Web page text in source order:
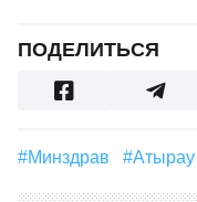
ПОДЕЛИТЬСЯ
#Минздрав #Атырау